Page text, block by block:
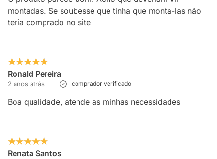
montadas. Se soubesse que tinha que monta-las não
teria comprado no site
Ronald Pereira
2 anos atrás comprador verificado
Boa qualidade, atende as minhas necessidades
Renata Santos